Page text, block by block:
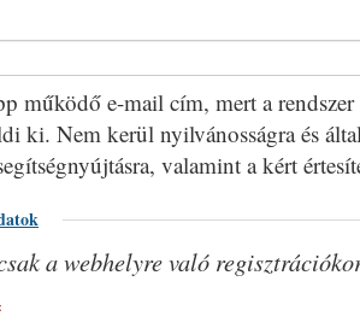
működő e-mail cím, mert a rendszer
ki. Nem kerül nyilvánosságra és
valamint a kért
a webhelyre való